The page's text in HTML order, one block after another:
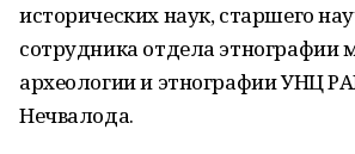
исторических наук, старшего
сотрудника отдела этнографии
археологии и этнографии УНЦ
Нечвалода.